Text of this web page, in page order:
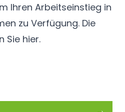
Ihren Arbeitseinstieg in
zu Verfügung. Die
Sie hier.